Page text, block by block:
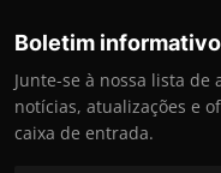
Boletim informativo
Junte-se à nossa lista
notícias, atualizações e
caixa de entrada.